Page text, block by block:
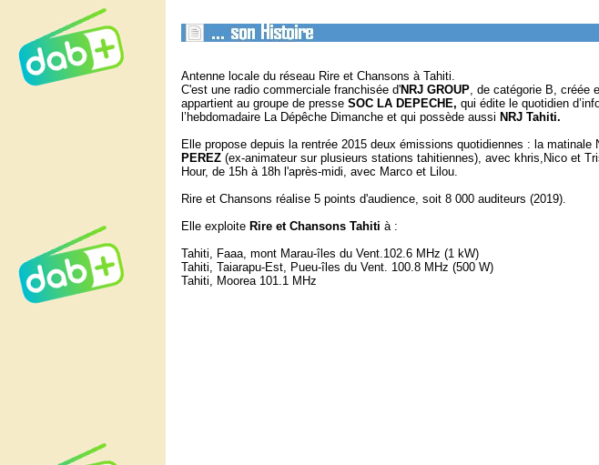
Antenne locale du réseau Rire et Chansons à Tahiti.
C'est une radio commerciale franchisée d'NRJ GROUP, de catégorie B, créée
appartient au groupe de presse SOC LA DEPECHE, qui édite le quotidien
l’hebdomadaire La Dépêche Dimanche et qui possède aussi NRJ Tahiti.
Elle propose depuis la rentrée 2015 deux émissions quotidiennes : la matinale
PEREZ (ex-animateur sur plusieurs stations tahitiennes), avec khris,Nico et
Hour, de 15h à 18h l'après-midi, avec Marco et Lilou.
Rire et Chansons réalise 5 points d'audience, soit 8 000 auditeurs (2019).
Elle exploite Rire et Chansons Tahiti à :
Tahiti, Faaa, mont Marau-îles du Vent.102.6 MHz (1 kW)
Tahiti, Taiarapu-Est, Pueu-îles du Vent. 100.8 MHz (500 W)
Tahiti, Moorea 101.1 MHz